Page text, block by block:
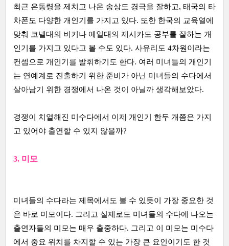
최근 은동령을 제치고 나온 송상도 경극을 잘하고, 태국의 타
차폰도 다양한 개인기를 가지고 있다. 또한 한국의 교육열에
맞춰 코넬대의 비키나 예일대의 제시카도 공부를 잘하는 개
인기를 가지고 있다고 볼 수도 있다. 사유리도 4차원이라는
컨셉으로 개인기를 발휘하기도 한다. 여러 미녀들의 개인기
는 연예계로 진출하기 위한 준비가 아닌 미녀들의 수다에서
살아남기 위한 경쟁에서 나온 것이 아닐까 생각해보았다.
경쟁이 치열해진 미수다에서 이제 개인기 한두 개쯤은 가지
고 있어야 출연할 수 있지 않을까?
3. 미모
미녀들의 수다라는 제목에서도 볼 수 있듯이 가장 중요한 것
은 바로 미모이다. 그리고 실제로도 미녀들의 수다에 나오는
출연자들의 미모는 매우 출중하다. 그리고 이 미모는 미수다
에서 중요 위치를 차지할 수 있는 가장 큰 요인이기도 한 것